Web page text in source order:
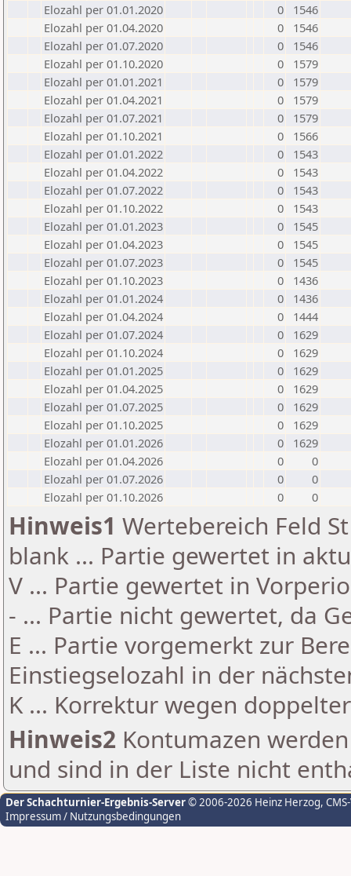
Elozahl per 01.01.2020
0
1546
Elozahl per 01.04.2020
0
1546
Elozahl per 01.07.2020
0
1546
Elozahl per 01.10.2020
0
1579
Elozahl per 01.01.2021
0
1579
Elozahl per 01.04.2021
0
1579
Elozahl per 01.07.2021
0
1579
Elozahl per 01.10.2021
0
1566
Elozahl per 01.01.2022
0
1543
Elozahl per 01.04.2022
0
1543
Elozahl per 01.07.2022
0
1543
Elozahl per 01.10.2022
0
1543
Elozahl per 01.01.2023
0
1545
Elozahl per 01.04.2023
0
1545
Elozahl per 01.07.2023
0
1545
Elozahl per 01.10.2023
0
1436
Elozahl per 01.01.2024
0
1436
Elozahl per 01.04.2024
0
1444
Elozahl per 01.07.2024
0
1629
Elozahl per 01.10.2024
0
1629
Elozahl per 01.01.2025
0
1629
Elozahl per 01.04.2025
0
1629
Elozahl per 01.07.2025
0
1629
Elozahl per 01.10.2025
0
1629
Elozahl per 01.01.2026
0
1629
Elozahl per 01.04.2026
0
0
Elozahl per 01.07.2026
0
0
Elozahl per 01.10.2026
0 0
Hinweis1 Wertebereich Feld
blank ... Partie gewertet in
V ... Partie gewertet in
- ... Partie nicht gewertet, da
E ... Partie vorgemerkt zur
Einstiegselozahl in der
K ... Korrektur wegen
Hinweis2 Kontumazen
und sind in der Liste nicht
Der Schachturnier-Ergebnis-Server© 2006-2026 Heinz Herzog,
Impressum / Nutzungsbedingungen